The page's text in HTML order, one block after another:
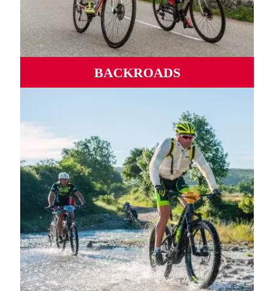
BACKROADS
sinueuses d'un océan à l'autre.
PLUS D'INFORMATIONS